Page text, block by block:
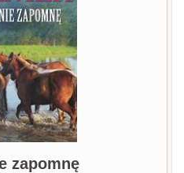
zapomnę